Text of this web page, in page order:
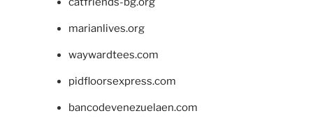
marianlives.org
waywardtees.com
pidfloorsexpress.com
bancodevenezuelaen.com